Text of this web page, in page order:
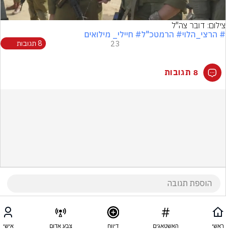
צילום: דובר צה"ל
# הרצי_הלוי# הרמטכ"ל# חיילי_ מילואים
23 8 תגובות
8 תגובות
ראשי האשטאגים דיווח צבע אדום אישי